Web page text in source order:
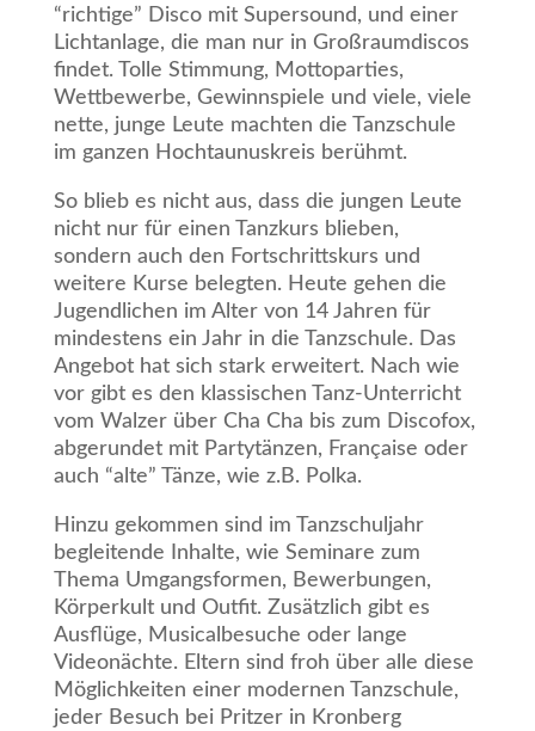
“richtige” Disco mit Supersound, und einer
Lichtanlage, die man nur in Großraumdiscos
findet. Tolle Stimmung, Mottoparties,
Wettbewerbe, Gewinnspiele und viele, viele
nette, junge Leute machten die Tanzschule
im ganzen Hochtaunuskreis berühmt.
So blieb es nicht aus, dass die jungen Leute
nicht nur für einen Tanzkurs blieben,
sondern auch den Fortschrittskurs und
weitere Kurse belegten. Heute gehen die
Jugendlichen im Alter von 14 Jahren für
mindestens ein Jahr in die Tanzschule. Das
Angebot hat sich stark erweitert. Nach wie
vor gibt es den klassischen Tanz-Unterricht
vom Walzer über Cha Cha bis zum Discofox,
abgerundet mit Partytänzen, Française oder
auch “alte” Tänze, wie z.B. Polka.
Hinzu gekommen sind im Tanzschuljahr
begleitende Inhalte, wie Seminare zum
Thema Umgangsformen, Bewerbungen,
Körperkult und Outfit. Zusätzlich gibt es
Ausflüge, Musicalbesuche oder lange
Videonächte. Eltern sind froh über alle diese
Möglichkeiten einer modernen Tanzschule,
jeder Besuch bei Pritzer in Kronberg